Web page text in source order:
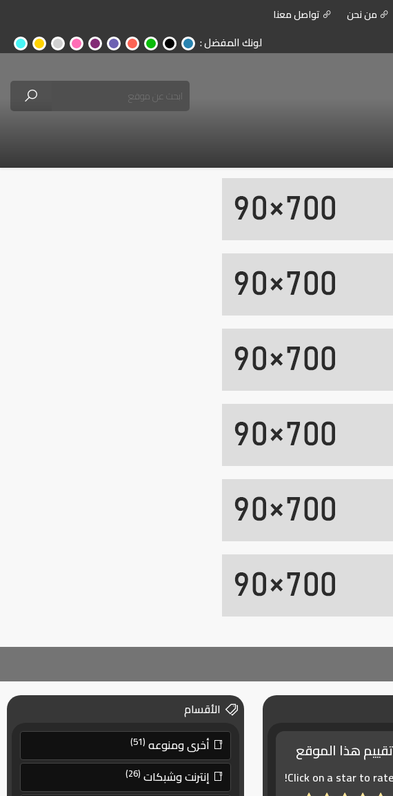
من نحن تواصل معنا
لونك المفضل :
تقييم هذا الموقع
Click on a star to
الأقسام
أخرى ومنوعه (51)
إنترنت وشبكات (26)